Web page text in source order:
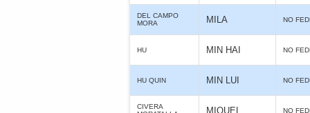
DEL CAMPO
MORA
MILA NO
HU MIN HAI NO
HU QUIN MIN LUI NO
CIVERA
MIQUEL NO